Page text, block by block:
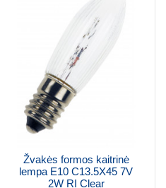
Žvakės formos kaitrinė
lempa E10 C13.5X45 7V
2W RI Clear